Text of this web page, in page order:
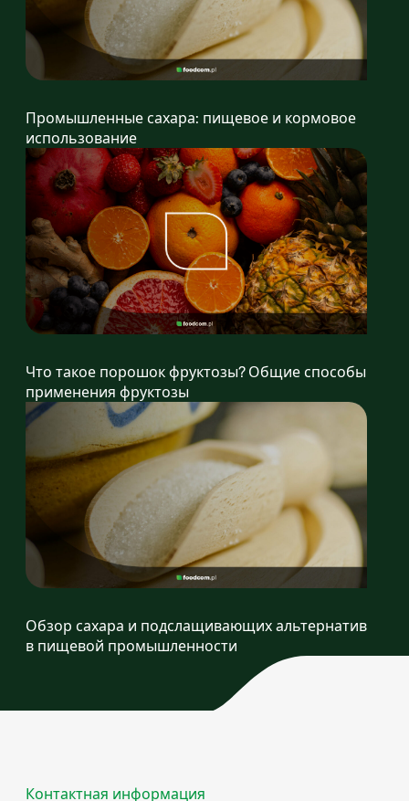
Промышленные сахара: пищевое и кормовое
использование
Что такое порошок фруктозы? Общие способы
применения фруктозы
Обзор сахара и подслащивающих альтернатив
в пищевой промышленности
Контактная информация